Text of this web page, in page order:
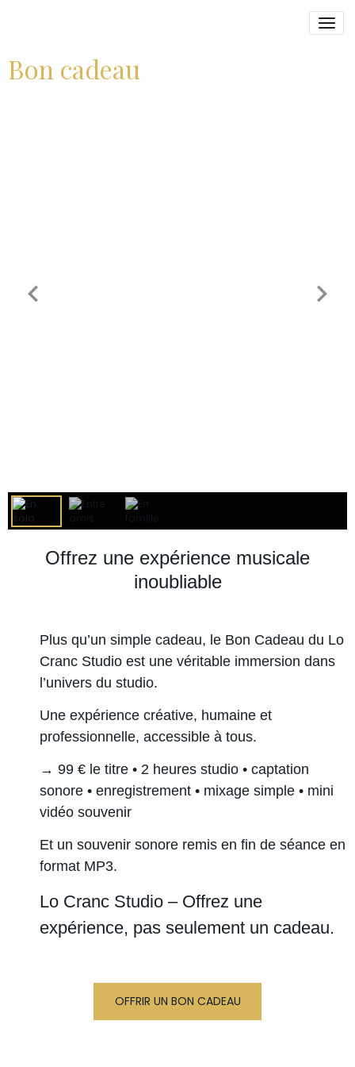
Bon cadeau
Offrez une expérience musicale
inoubliable
Plus qu’un simple cadeau, le Bon Cadeau du Lo
Cranc Studio est une véritable immersion dans
l’univers du studio.
Une expérience créative, humaine et
professionnelle, accessible à tous.
→ 99 € le titre • 2 heures studio • captation
sonore • enregistrement • mixage simple • mini
vidéo souvenir
Et un souvenir sonore remis en fin de séance en
format MP3.
Lo Cranc Studio – Offrez une
expérience, pas seulement un cadeau.
OFFRIR UN BON CADEAU